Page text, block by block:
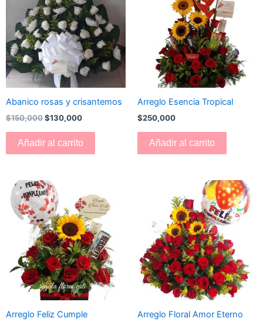
Abanico rosas y crisantemos
$150,000
era:
$150,000.
$130,000
es:
$130,000.
Añadir al carrito
Arreglo Esencia Tropical
$250,000
Añadir al carrito
Arreglo Feliz Cumple Arreglo Floral Amor Eterno